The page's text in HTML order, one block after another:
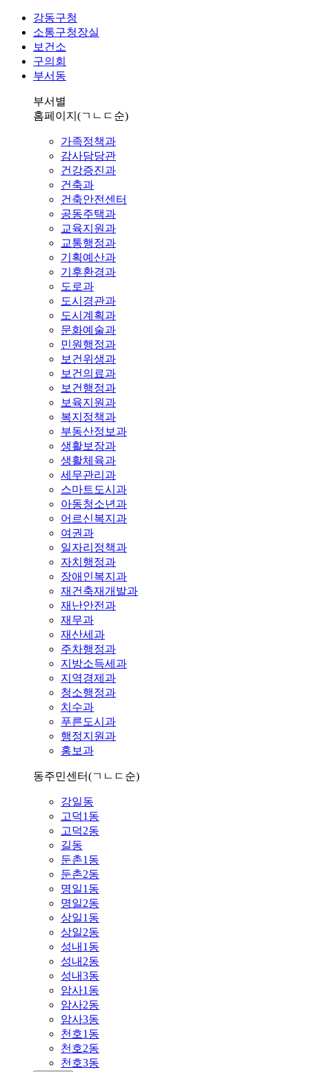
강동구청
소통구청장실
보건소
구의회
부서동
부서별
홈페이지 (ㄱㄴㄷ순)
가족정책과
감사담당관
건강증진과
건축과
건축안전센터
공동주택과
교육지원과
교통행정과
기획예산과
기후환경과
도로과
도시경관과
도시계획과
문화예술과
민원행정과
보건위생과
보건의료과
보건행정과
보육지원과
복지정책과
부동산정보과
생활보장과
생활체육과
세무관리과
스마트도시과
아동청소년과
어르신복지과
여권과
일자리정책과
자치행정과
장애인복지과
재건축재개발과
재난안전과
재무과
재산세과
주차행정과
지방소득세과
지역경제과
청소행정과
치수과
푸른도시과
행정지원과
홍보과
동주민센터(ㄱㄴㄷ순)
강일동
고덕1동
고덕2동
길동
둔촌1동
둔촌2동
명일1동
명일2동
상일1동
상일2동
성내1동
성내2동
성내3동
암사1동
암사2동
암사3동
천호1동
천호2동
천호3동